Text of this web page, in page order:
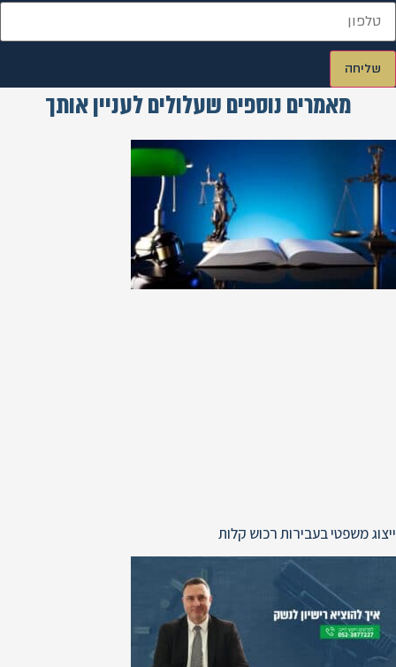
שליחה
מאמרים נוספים שעלולים לעניין אותך
ייצוג משפטי בעבירות רכוש קלות